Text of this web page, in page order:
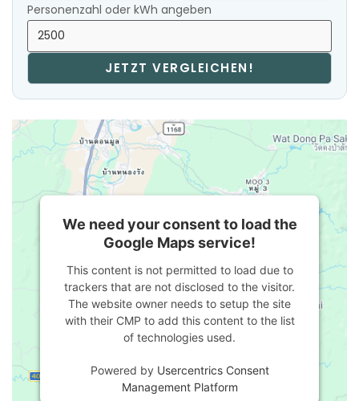
Personenzahl oder kWh angeben
JETZT VERGLEICHEN!
We need your consent to load the
Google Maps service!
This content is not permitted to load due to
trackers that are not disclosed to the visitor.
The website owner needs to setup the site
with their CMP to add this content to the list
of technologies used.
Powered by Usercentrics Consent
Management Platform